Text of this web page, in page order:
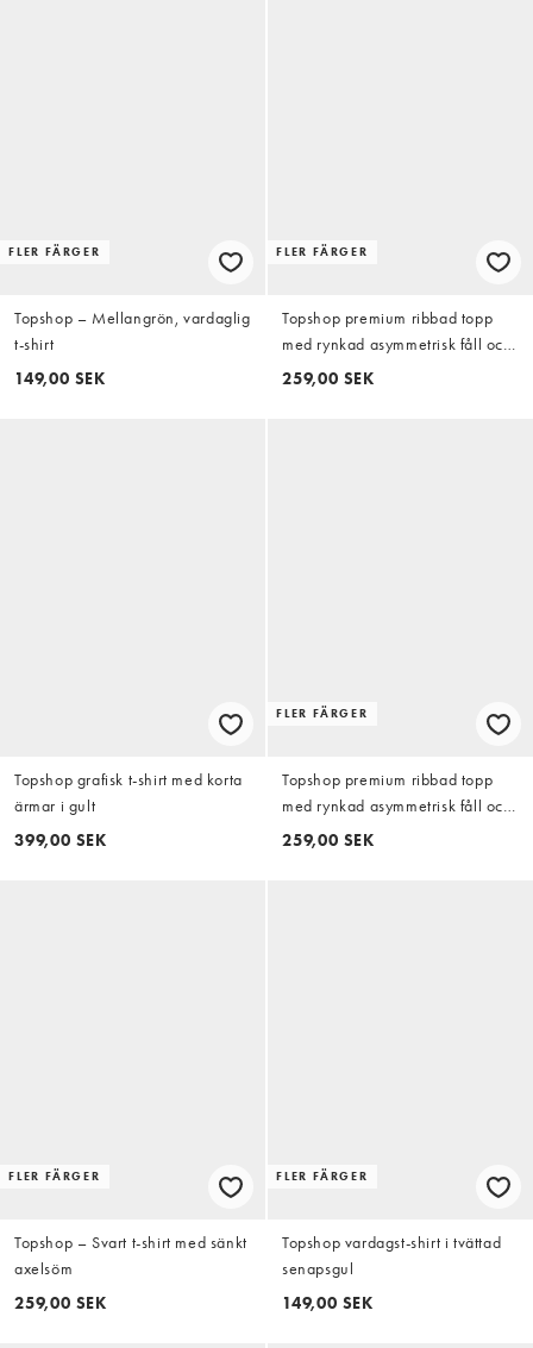
FLER FÄRGER
Topshop – Mellangrön, vardaglig
t-shirt
149,00 SEK
FLER FÄRGER
Topshop premium ribbad topp
med rynkad asymmetrisk fåll och
långa ärmar i chokladbrun
259,00 SEK
Topshop grafisk t-shirt med korta
ärmar i gult
399,00 SEK
FLER FÄRGER
Topshop premium ribbad topp
med rynkad asymmetrisk fåll och
långa ärmar i vitt
259,00 SEK
FLER FÄRGER
Topshop – Svart t-shirt med sänkt
axelsöm
259,00 SEK
FLER FÄRGER
Topshop vardagst-shirt i tvättad
senapsgul
149,00 SEK